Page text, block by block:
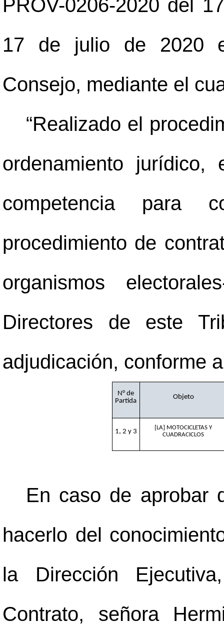
PROV-0206-2020 del
17 de julio de 2020
Consejo, mediante el
“Realizado el
ordenamiento jurídico,
competencia para
procedimiento de
organismos
Directores de este
adjudicación, conforme
N° de
Partida
Objeto
1, 2 y 3
[LA] MOTOCICLETAS Y
CUADRACICLOS
En caso de aprobar
hacerlo del
la Dirección
Contrato, señora